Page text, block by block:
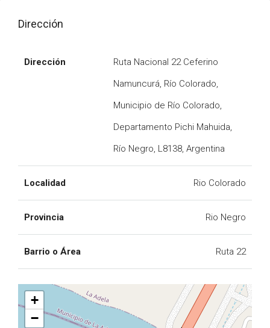
Dirección
Dirección
Ruta Nacional 22 Ceferino
Namuncurá, Río Colorado,
Municipio de Río Colorado,
Departamento Pichi Mahuida,
Río Negro, L8138, Argentina
Localidad Rio Colorado
Provincia Rio Negro
Barrio o Área Ruta 22
+
−